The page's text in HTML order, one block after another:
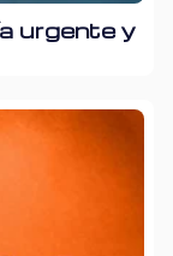
urgente y